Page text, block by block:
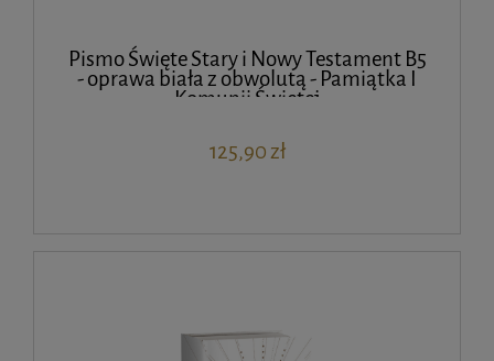
Pismo Święte Stary i Nowy Testament B5
- oprawa biała z obwolutą - Pamiątka I
Komunii Świętej
125,90 zł